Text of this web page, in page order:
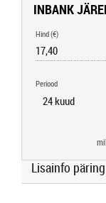
INBANK
Hind (€)
Periood
Lisainfo päring